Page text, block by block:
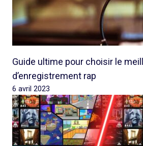
Guide ultime pour choisir le
d’enregistrement rap
6 avril 2023